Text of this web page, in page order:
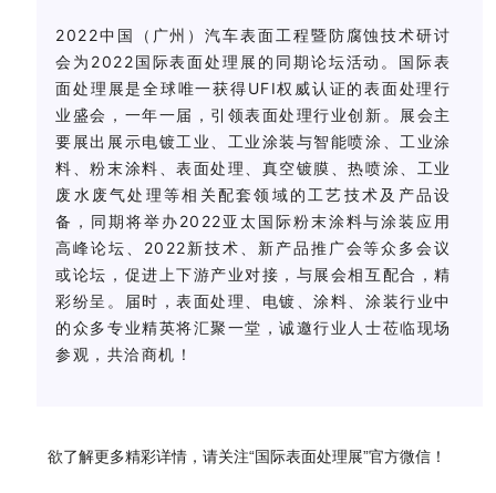
2022中国（广州）汽车表面工程暨防腐蚀技术研讨
会为2022国际表面处理展的同期论坛活动。 国际表
面处理展是全球唯一获得UFI权威认证的表面处理行
业盛会，一年一届，引领表面处理行业创新。展会主
要展出展示电镀工业、工业涂装与智能喷涂、工业涂
料、粉末涂料、表面处理、真空镀膜、热喷涂、工业
废水废气处理等相关配套领域的工艺技术及产品设
备，同期将举办2022亚太国际粉末涂料与涂装应用
高峰论坛、2022新技术、新产品推广会等众多会议
或论坛，促进上下游产业对接，与展会相互配合，精
彩纷呈。届时，表面处理、电镀、涂料、涂装行业中
的众多专业精英将汇聚一堂，诚邀行业人士莅临现场
参观，共洽商机！
欲了解更多精彩详情，请关注“国际表面处理展”官方微信！